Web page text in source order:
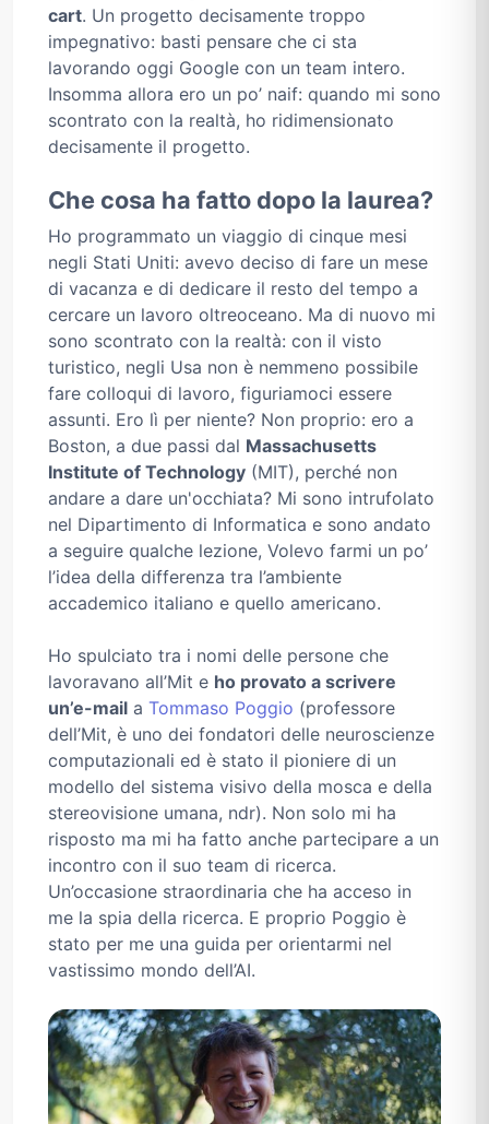
cart. Un progetto decisamente troppo
impegnativo: basti pensare che ci sta
lavorando oggi Google con un team intero.
Insomma allora ero un po’ naif: quando mi sono
scontrato con la realtà, ho ridimensionato
decisamente il progetto.
Che cosa ha fatto dopo la laurea?
Ho programmato un viaggio di cinque mesi
negli Stati Uniti: avevo deciso di fare un mese
di vacanza e di dedicare il resto del tempo a
cercare un lavoro oltreoceano. Ma di nuovo mi
sono scontrato con la realtà: con il visto
turistico, negli Usa non è nemmeno possibile
fare colloqui di lavoro, figuriamoci essere
assunti. Ero lì per niente? Non proprio: ero a
Boston, a due passi dal Massachusetts
Institute of Technology (MIT), perché non
andare a dare un'occhiata? Mi sono intrufolato
nel Dipartimento di Informatica e sono andato
a seguire qualche lezione, Volevo farmi un po’
l’idea della differenza tra l’ambiente
accademico italiano e quello americano.
Ho spulciato tra i nomi delle persone che
lavoravano all’Mit e ho provato a scrivere
un’e-mail a Tommaso Poggio (professore
dell’Mit, è uno dei fondatori delle neuroscienze
computazionali ed è stato il pioniere di un
modello del sistema visivo della mosca e della
stereovisione umana, ndr). Non solo mi ha
risposto ma mi ha fatto anche partecipare a un
incontro con il suo team di ricerca.
Un’occasione straordinaria che ha acceso in
me la spia della ricerca. E proprio Poggio è
stato per me una guida per orientarmi nel
vastissimo mondo dell’AI.